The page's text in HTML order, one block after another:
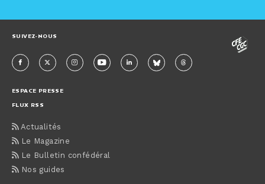
SUIVEZ-NOUS
ESPACE PRESSE
FLUX RSS
Actualités
Le Magazine
Le Bulletin confédéral
Nos guides